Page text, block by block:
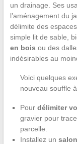
un drainage. Ses
l’aménagement du
délimite des
simple lit de sable,
en bois ou des
indésirables au
Voici quelques
nouveau souffle
Pour délimiter
gravier pour
parcelle.
Installez un